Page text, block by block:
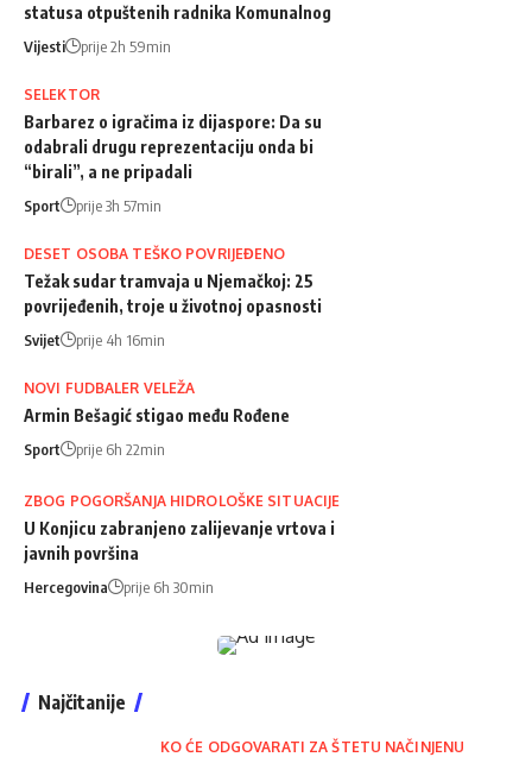
statusa otpuštenih radnika Komunalnog
Vijesti prije 2h 59min
SELEKTOR
Barbarez o igračima iz dijaspore: Da su
odabrali drugu reprezentaciju onda bi
“birali”, a ne pripadali
Sport prije 3h 57min
DESET OSOBA TEŠKO POVRIJEĐENO
Težak sudar tramvaja u Njemačkoj: 25
povrijeđenih, troje u životnoj opasnosti
Svijet prije 4h 16min
NOVI FUDBALER VELEŽA
Armin Bešagić stigao među Rođene
Sport prije 6h 22min
ZBOG POGORŠANJA HIDROLOŠKE SITUACIJE
U Konjicu zabranjeno zalijevanje vrtova i
javnih površina
Hercegovina prije 6h 30min
Najčitanije
KO ĆE ODGOVARATI ZA ŠTETU NAČINJENU